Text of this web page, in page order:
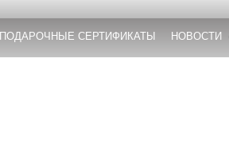
ПОДАРОЧНЫЕ СЕРТИФИКАТЫ НОВОСТИ